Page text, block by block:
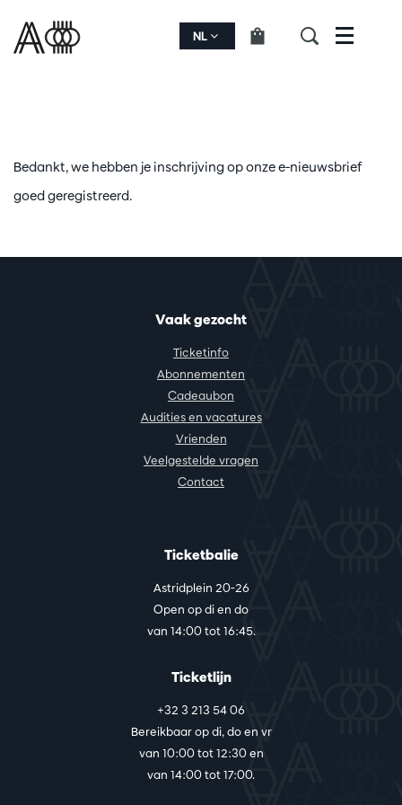
NL Menu
Bedankt, we hebben je inschrijving op onze e-nieuwsbrief
goed geregistreerd.
Vaak gezocht
Ticketinfo
Abonnementen
Cadeaubon
Audities en vacatures
Vrienden
Veelgestelde vragen
Contact
Ticketbalie
Astridplein 20-26
Open op di en do
van 14:00 tot 16:45.
Ticketlijn
+32 3 213 54 06
Bereikbaar op di, do en vr
van 10:00 tot 12:30 en
van 14:00 tot 17:00.